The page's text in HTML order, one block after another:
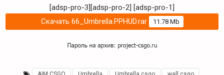
[adsp-pro-3][adsp-pro-2] [adsp-pro-1]
Скачать 66_Umbrella.PPHUD.rar
11.78 Mb